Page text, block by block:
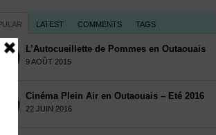
LATEST COMMENTS TAGS
L’Autocueillette de Pommes en Outaouais
9 AOÛT 2015
Cinéma Plein Air en Outaouais – Eté 2016
22 JUIN 2016